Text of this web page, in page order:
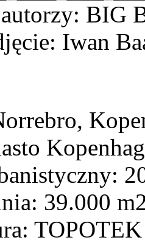
BIG
Iwan
39.000